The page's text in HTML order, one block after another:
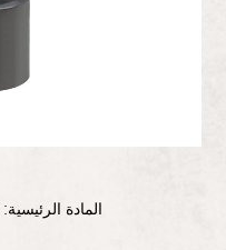
المادة الرئيسية: 4130 4140 4330 4340 8620 8630